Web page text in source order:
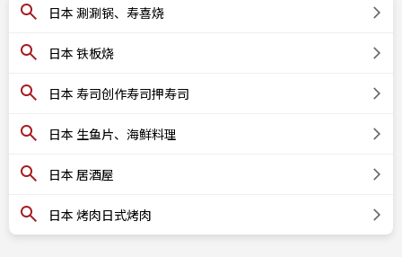
日本 涮涮锅、寿喜烧
日本 铁板烧
日本 寿司创作寿司押寿司
日本 生鱼片、海鲜料理
日本 居酒屋
日本 烤肉日式烤肉